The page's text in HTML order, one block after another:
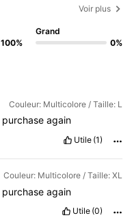
Voir plus
100%
Grand
0%
Couleur: Multicolore / Taille: L
purchaseagain
Utile (1)
Couleur: Multicolore / Taille: XL
purchaseagain
Utile (0)